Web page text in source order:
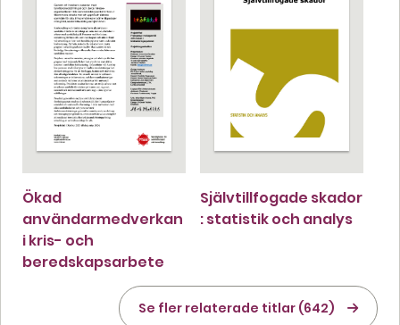
Ökad
användarmedverkan
i kris- och
beredskapsarbete
Självtillfogade skador
: statistik och analys
Se fler relaterade titlar (642)